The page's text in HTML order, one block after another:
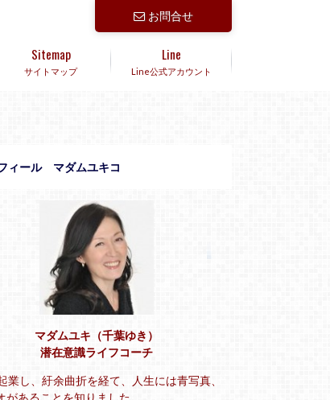
お問合せ
サイトマップ
Sitemap
Line公式アカウント
Line
ィール マダムユキコ
マダムユキ（千葉ゆき）
潜在意識ライフコーチ
業し、紆余曲折を経て、人生には青写真、
があることを知りました。